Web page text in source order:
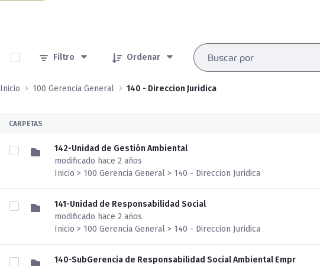
Filtro
Ordenar
Inicio 100 Gerencia General 140 - Direccion Juridica
CARPETAS
142-Unidad de Gestión Ambiental
modificado hace 2 años
Inicio > 100 Gerencia General > 140 - Direccion Juridica
141-Unidad de Responsabilidad Social
modificado hace 2 años
Inicio > 100 Gerencia General > 140 - Direccion Juridica
140-SubGerencia de Responsabilidad Social Ambiental Empr